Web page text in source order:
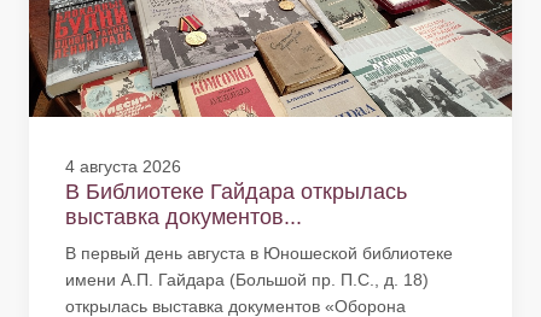
4 августа 2026
В Библиотеке Гайдара открылась
выставка документов...
В первый день августа в Юношеской библиотеке
имени А.П. Гайдара (Большой пр. П.С., д. 18)
открылась выставка документов «Оборона